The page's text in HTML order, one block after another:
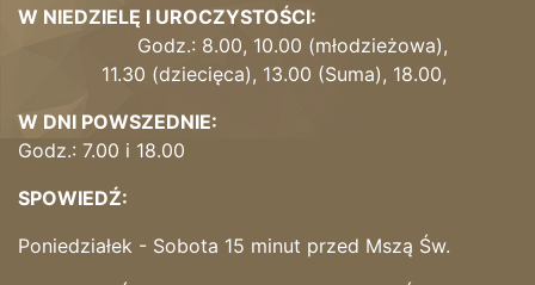
W NIEDZIELĘ I UROCZYSTOŚCI:
Godz.: 8.00, 10.00 (młodzieżowa),
11.30 (dziecięca), 13.00 (Suma), 18.00,
W DNI POWSZEDNIE:
Godz.: 7.00 i 18.00
SPOWIEDŹ:
Poniedziałek - Sobota 15 minut przed Mszą Św.